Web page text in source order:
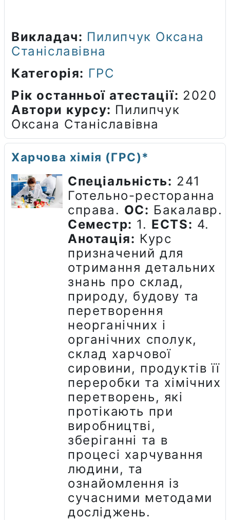
Викладач: Пилипчук Оксана
Станіславівна
Категорія: ГРС
Рік останньої атестації: 2020
Автори курсу: Пилипчук
Оксана Станіславівна
Харчова хімія (ГРС)*
Спеціальність: 241
Готельно-ресторанна
справа. ОС: Бакалавр.
Семестр: 1. ECTS: 4.
Анотація: Курс
призначений для
отримання детальних
знань про склад,
природу, будову та
перетворення
неорганічних і
органічних сполук,
склад харчової
сировини, продуктів її
переробки та хімічних
перетворень, які
протікають при
виробництві,
зберіганні та в
процесі харчування
людини, та
ознайомлення із
сучасними методами
досліджень.